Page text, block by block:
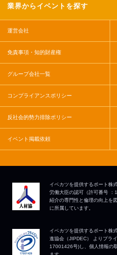
業界からイベントを探す
運営会社
免責事項・知的財産権
グループ会社一覧
コンプライアンスポリシー
反社会的勢力排除ポリシー
イベント掲載依頼